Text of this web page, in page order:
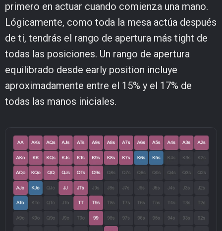
primero en actuar cuando comienza una mano.
Lógicamente, como toda la mesa actúa después
de ti, tendrás el rango de apertura más tight de
todas las posiciones. Un rango de apertura
equilibrado desde early position incluye
aproximadamente entre el 15% y el 17% de
todas las manos iniciales.